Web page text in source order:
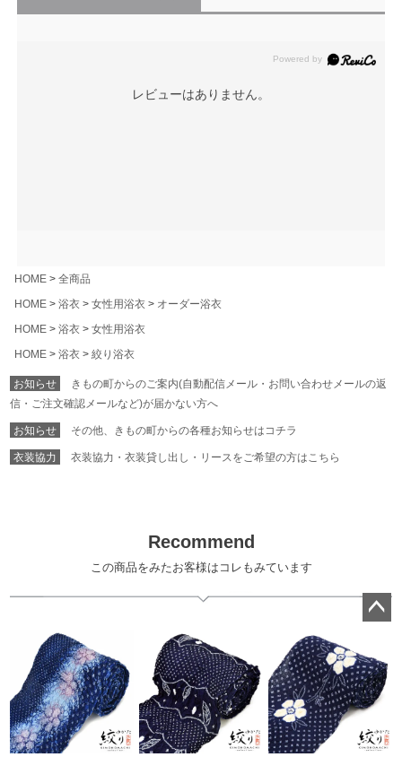
レビューはありません。
HOME
全商品
HOME
浴衣 女性用浴衣
オーダー浴衣
HOME
浴衣
女性用浴衣
HOME
浴衣 絞り浴衣
お知らせ
きもの町からのご案内(自動配信メール・お問い合わせメールの返
信・ご注文確認メールなど)が届かない方へ
お知らせ その他、きもの町からの各種お知らせはコチラ
衣装協力 衣装協力・衣装貸し出し・リースをご希望の方はこちら
Recommend
この商品をみたお客様はコレもみています
ップ
へ